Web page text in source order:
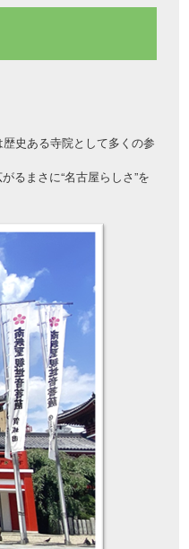
史ある寺院として多くの参
るまさに“名古屋らしさ”を